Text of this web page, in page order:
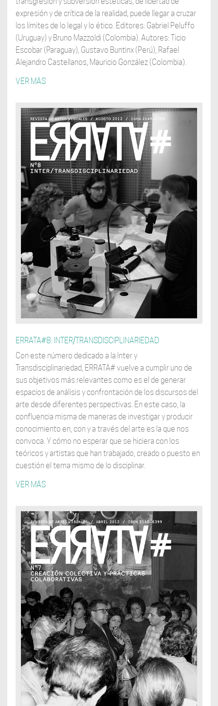
expresión y de crítica de la realidad, puede llegar a cruzar
los límites de lo legal y lo ético. Editores: Gabriel Peluffo
(Uruguay) y Bruno Mazzoldi (Colombia). Autores: Ticio
Escobar (Paraguay), Gustavo Buntinx (Perú), Rafael
Alejandro Castellanos, Mauricio González (Colombia).
VER MÁS
ERRATA#8: INTER/TRANSDISCIPLINARIEDAD
Con este número dedicado a la Inter y
Transdisciplinariedad, ERRATA# vuelve a cumplir uno de
sus objetivos más relevantes como es el de generar
espacios de análisis y confrontación de los discursos del
arte desde diferentes perspectivas. En este caso, la
confluencia misma de maneras de investigar y producir
conocimiento en, con y a través del arte es la que nos
convoca. Y cómo no esperar que se hiciera con los
teóricos y artistas que han trabajado, creado o puesto en
cuestión el tema mismo de lo disciplinar.
VER MÁS